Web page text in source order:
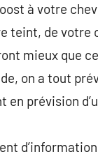
à votre
teint, de votre
mieux que
on a tout
en prévision